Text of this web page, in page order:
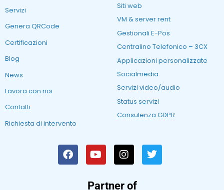
Servizi
Genera QRCode
Certificazioni
Blog
News
Lavora con noi
Contatti
Richiesta di intervento
Siti web
VM & server rent
Gestionali E-Pos
Centralino Telefonico – 3CX
Applicazioni personalizzate
Socialmedia
Servizi video/audio
Status servizi
Consulenza GDPR
Partner of